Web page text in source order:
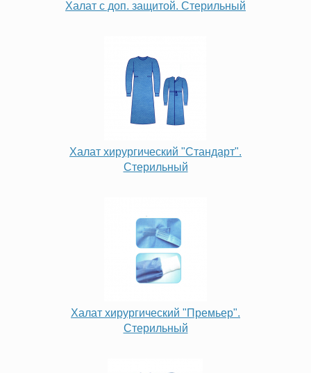
Халат с доп. защитой. Стерильный
Халат хирургический "Стандарт".
Стерильный
Халат хирургический "Премьер".
Стерильный